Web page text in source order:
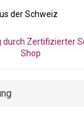
der Schweiz